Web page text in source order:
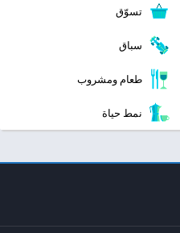
تسوّق
سباق
طعام ومشروب
نمط حياة